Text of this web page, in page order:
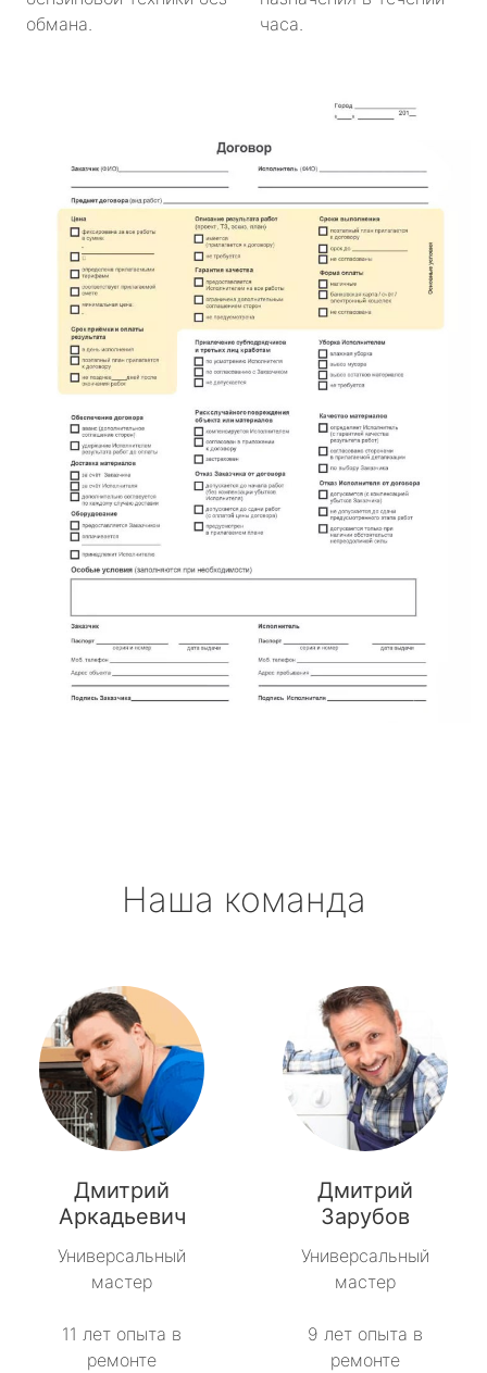
обмана.
часа.
Наша команда
Дмитрий
Аркадьевич
Универсальный
мастер
11 лет опыта в
ремонте
Дмитрий
Зарубов
Универсальный
мастер
9 лет опыта в
ремонте